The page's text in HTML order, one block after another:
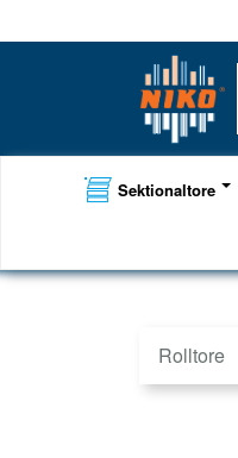
Sektionaltore
Rolltore